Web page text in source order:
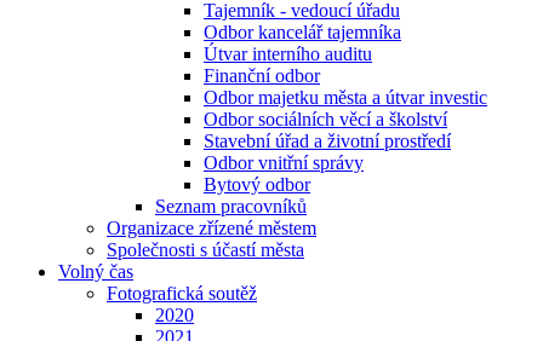
Tajemník - vedoucí úřadu
Odbor kancelář tajemníka
Útvar interního auditu
Finanční odbor
Odbor majetku města a útvar investic
Odbor sociálních věcí a školství
Stavební úřad a životní prostředí
Odbor vnitřní správy
Bytový odbor
Seznam pracovníků
Organizace zřízené městem
Společnosti s účastí města
Volný čas
Fotografická soutěž
2020
2021